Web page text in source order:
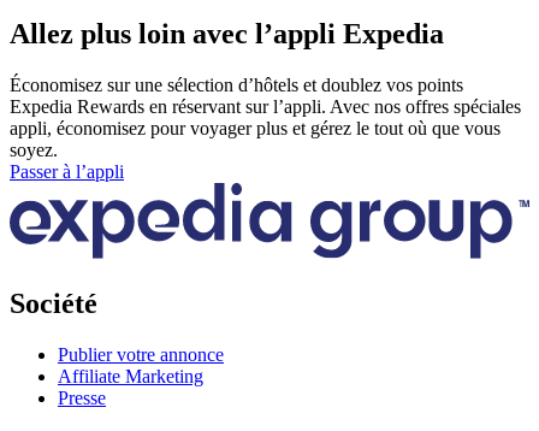
Allez plus loin avec l’appli Expedia
Économisez sur une sélection d’hôtels et doublez vos points
Expedia Rewards en réservant sur l’appli. Avec nos offres spéciales
appli, économisez pour voyager plus et gérez le tout où que vous
soyez.
Passer à l’appli
Société
Publier votre annonce
Affiliate Marketing
Presse